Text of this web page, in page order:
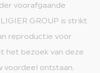
voorafgaande
GROUP is strikt
reproductie voor
het bezoek van deze
voordeel ontstaan.